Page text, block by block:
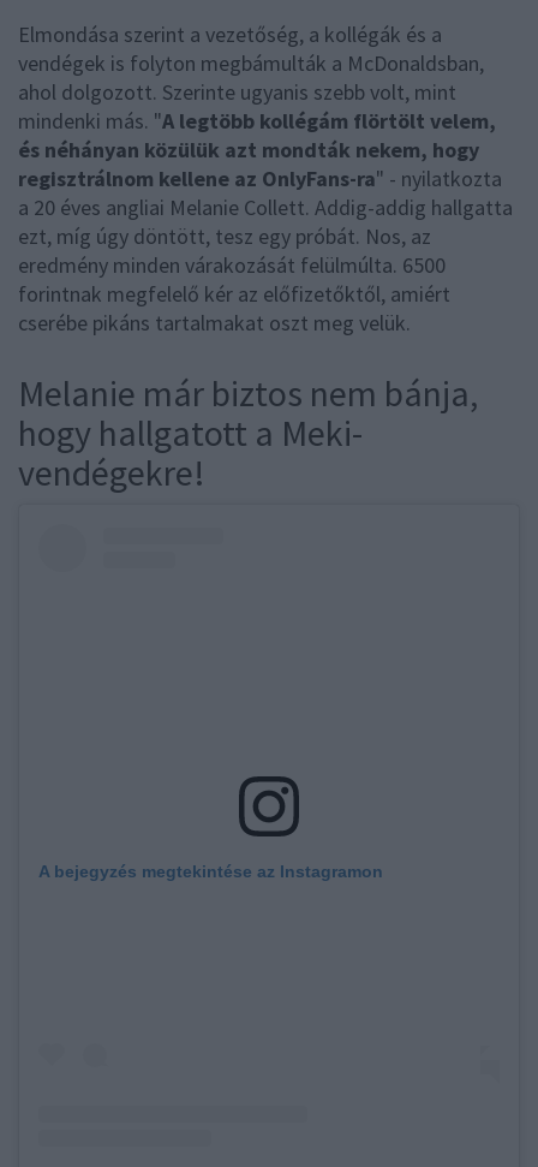
Elmondása szerint a vezetőség, a kollégák és a
vendégek is folyton megbámulták a McDonaldsban,
ahol dolgozott. Szerinte ugyanis szebb volt, mint
mindenki más. "A legtöbb kollégám flörtölt velem,
és néhányan közülük azt mondták nekem, hogy
regisztrálnom kellene az OnlyFans-ra" - nyilatkozta
a 20 éves angliai Melanie Collett. Addig-addig hallgatta
ezt, míg úgy döntött, tesz egy próbát. Nos, az
eredmény minden várakozását felülmúlta. 6500
forintnak megfelelő kér az előfizetőktől, amiért
cserébe pikáns tartalmakat oszt meg velük.
Melanie már biztos nem bánja,
hogy hallgatott a Meki-
vendégekre!
A bejegyzés megtekintése az Instagramon